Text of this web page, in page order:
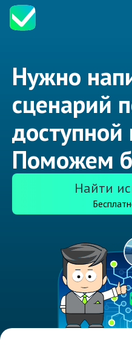
Нужно
сценарий
доступной
Поможем
Найти